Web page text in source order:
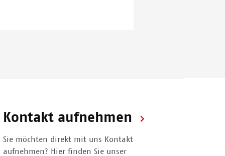
Kontakt aufnehmen
Sie möchten direkt mit uns Kontakt
aufnehmen? Hier finden Sie unser